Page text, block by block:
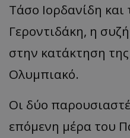
Τάσο Ιορδανίδη και
Γεροντιδάκη, η
στην κατάκτηση
Ολυμπιακό.
Οι δύο
επόμενη μέρα του